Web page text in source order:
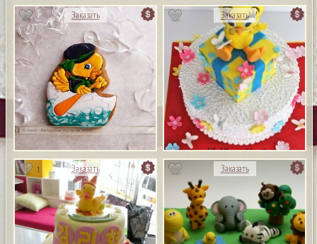
Заказать Заказать
1 Заказать Заказать